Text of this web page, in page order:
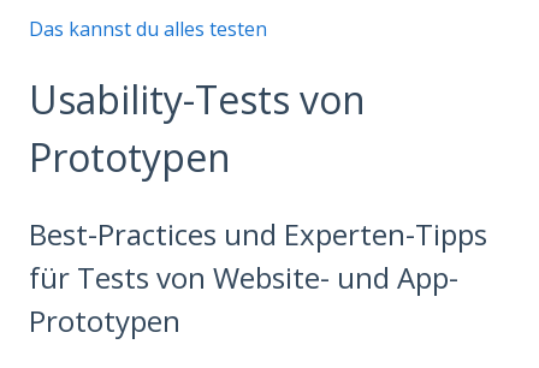
Das kannst du alles testen
Usability-Tests von
Prototypen
Best-Practices und Experten-Tipps
für Tests von Website- und App-
Prototypen